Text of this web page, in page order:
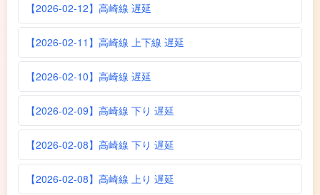
【2026-02-12】高崎線 遅延
【2026-02-11】高崎線 上下線 遅延
【2026-02-10】高崎線 遅延
【2026-02-09】高崎線 下り 遅延
【2026-02-08】高崎線 下り 遅延
【2026-02-08】高崎線 上り 遅延